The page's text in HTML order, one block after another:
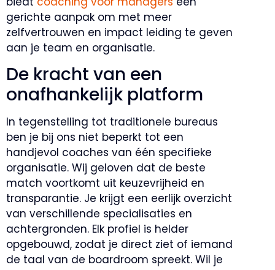
gerichte aanpak om met meer
zelfvertrouwen en impact leiding te geven
aan je team en organisatie.
De kracht van een
onafhankelijk platform
In tegenstelling tot traditionele bureaus
ben je bij ons niet beperkt tot een
handjevol coaches van één specifieke
organisatie. Wij geloven dat de beste
match voortkomt uit keuzevrijheid en
transparantie. Je krijgt een eerlijk overzicht
van verschillende specialisaties en
achtergronden. Elk profiel is helder
opgebouwd, zodat je direct ziet of iemand
de taal van de boardroom spreekt. Wil je